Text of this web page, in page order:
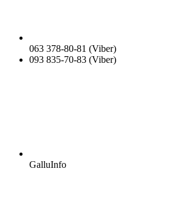
063 378-80-81 (Viber)
093 835-70-83 (Viber)
GalluInfo